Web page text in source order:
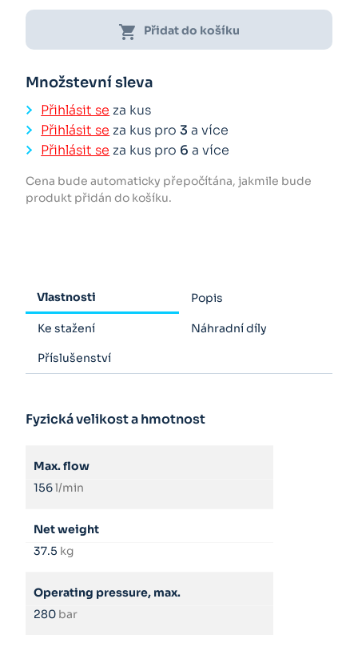
shopping_cart Přidat do košíku
Množstevní sleva
Přihlásit se za kus
Přihlásit se za kus pro3 a více
Přihlásit se za kus pro 6 a více
Cena bude automaticky přepočítána, jakmile bude
produkt přidán do košíku.
Vlastnosti Popis
Ke stažení Náhradní díly
Příslušenství
Fyzická velikost a hmotnost
Max. flow
156l/min
Net weight
37.5 kg
Operating pressure, max.
280 bar